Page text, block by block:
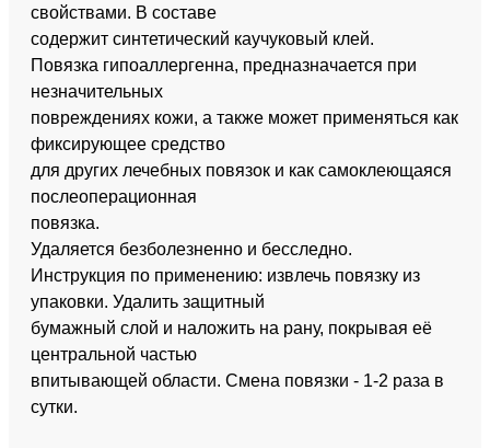
свойствами. В составе
содержит синтетический каучуковый клей.
Повязка гипоаллергенна, предназначается при
незначительных
повреждениях кожи, а также может применяться как
фиксирующее средство
для других лечебных повязок и как самоклеющаяся
послеоперационная
повязка.
Удаляется безболезненно и бесследно.
Инструкция по применению: извлечь повязку из
упаковки. Удалить защитный
бумажный слой и наложить на рану, покрывая её
центральной частью
впитывающей области. Смена повязки - 1-2 раза в
сутки.